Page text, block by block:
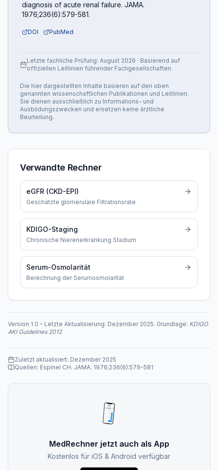
diagnosis of acute renal failure. JAMA.
1976;236(6):579-581.
DOI PubMed
Letzte fachliche Prüfung: August 2026 · Basierend auf
offiziellen Leitlinien führender Fachgesellschaften
Die hier dargestellten Inhalte basieren auf den oben
genannten wissenschaftlichen Publikationen und Leitlinien.
Sie dienen ausschließlich zu Informations- und
Ausbildungszwecken und ersetzen keine ärztliche
Beurteilung.
Verwandte Rechner
eGFR (CKD-EPI)
Geschätzte glomeruläre Filtrationsrate
KDIGO-Staging
Chronische Nierenerkrankung Stadium
Serum-Osmolarität
Berechnung der Serumosmolarität
Version 1.0 – Letzte Aktualisierung: Dezember 2025. Grundlage: KDIGO
AKI Guidelines 2012
Zuletzt aktualisiert: Dezember 2025
Quellen: Espinel CH. JAMA. 1976;236(6):579-581
MedRechner jetzt auch als App
Kostenlos für iOS & Android verfügbar